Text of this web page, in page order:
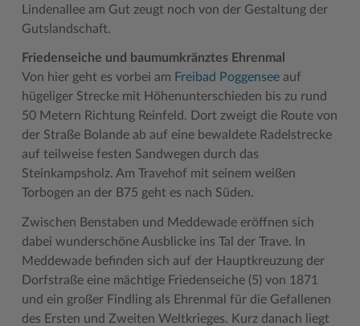
Lindenallee am Gut zeugt noch von der Gestaltung der
Gutslandschaft.
Friedenseiche und baumumkränztes Ehrenmal
Von hier geht es vorbei am Freibad Poggenseeauf
hügeliger Strecke mit Höhenunterschieden bis zu rund
50 Metern Richtung Reinfeld. Dort zweigt die Route von
der Straße Bolande ab auf eine bewaldete Radelstrecke
auf teilweise festen Sandwegen durch das
Steinkampsholz. Am Travehof mit seinem weißen
Torbogen an der B75 geht es nach Süden.
Zwischen Benstaben und Meddewade eröffnen sich
dabei wunderschöne Ausblicke ins Tal der Trave. In
Meddewade befinden sich auf der Hauptkreuzung der
Dorfstraße eine mächtige Friedenseiche (5) von 1871
und ein großer Findling als Ehrenmal für die Gefallenen
des Ersten und Zweiten Weltkrieges. Kurz danach liegt